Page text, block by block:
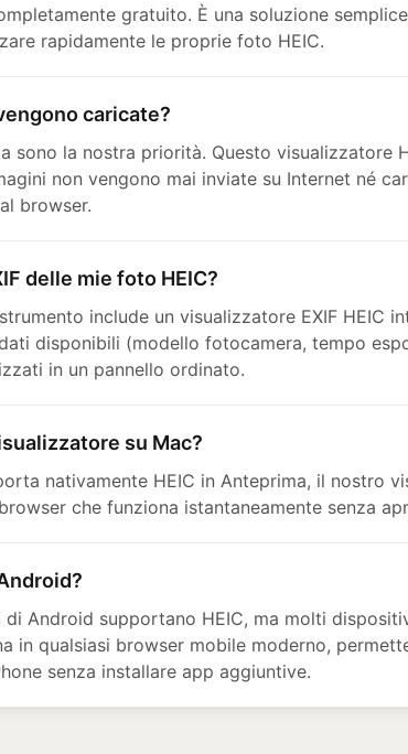
gratuito. È una soluzione
rapidamente le proprie foto HEIC.
caricate?
sono la nostra priorità. Questo visualizzatore
non vengono mai inviate su Internet né
browser.
delle mie foto HEIC?
include un visualizzatore EXIF HEIC
disponibili (modello fotocamera, tempo
in un pannello ordinato.
su Mac?
nativamente HEIC in Anteprima, il nostro
che funziona istantaneamente senza
di Android supportano HEIC, ma molti
in qualsiasi browser mobile moderno,
senza installare app aggiuntive.